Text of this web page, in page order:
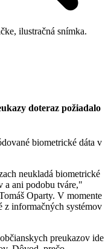
ilustračná snímka.
doteraz požiadalo
biometrické dáta v
neukladá biometrické
a ani podobu tváre,"
Oparty. V momente
z informačných systémov
preukazov ide